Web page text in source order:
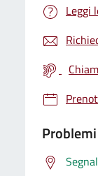
Leggi